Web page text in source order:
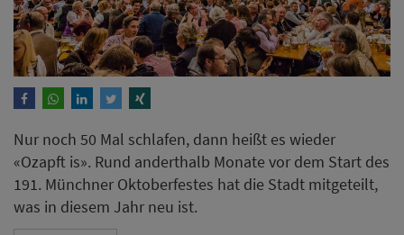
Nur noch 50 Mal schlafen, dann heißt es wieder
«Ozapft is». Rund anderthalb Monate vor dem Start des
191. Münchner Oktoberfestes hat die Stadt mitgeteilt,
was in diesem Jahr neu ist.